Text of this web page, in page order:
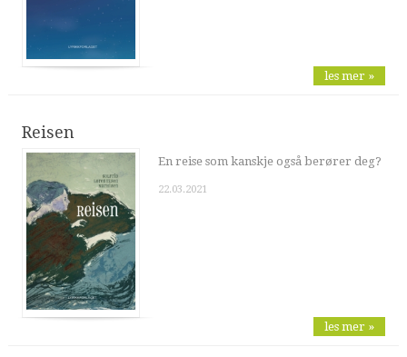
les mer »
Reisen
En reise som kanskje også berører deg?
22.03.2021
les mer »